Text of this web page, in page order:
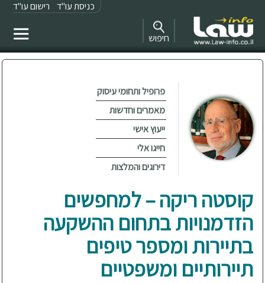
כניסת עו"ד רישום עו"ד
חיפוש
פרופיל ותחומי עיסוק
מאמרים וחדשות
ייעוץ אישי
חייגו אלי
דירוגים והמלצות
קוסטה ריקה – למחפשים
הזדמנויות בתחום ההשקעה
בתיירות ומספר טיפים
תיירותיים ומשפטיים